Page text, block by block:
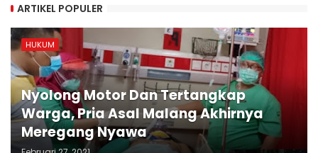
ARTIKEL POPULER
HUKUM
Nyolong Motor Dan Tertangkap
Warga, Pria Asal Malang Akhirnya
Meregang Nyawa